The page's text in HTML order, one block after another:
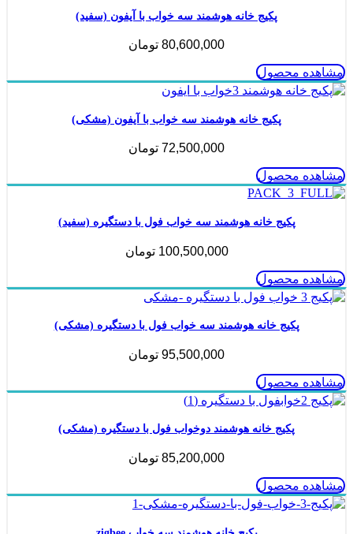
پکیج خانه هوشمند سه خواب با آیفون (سفید)
80,600,000 تومان
مشاهده محصول
پکیج خانه هوشمند سه خواب با آیفون (مشکی)
72,500,000 تومان
مشاهده محصول
پکیج خانه هوشمند سه خواب فول با دستگیره (سفید)
100,500,000 تومان
مشاهده محصول
پکیج خانه هوشمند سه خواب فول با دستگیره (مشکی)
95,500,000 تومان
مشاهده محصول
پکیج خانه هوشمند دوخواب فول با دستگیره (مشکی)
85,200,000 تومان
مشاهده محصول